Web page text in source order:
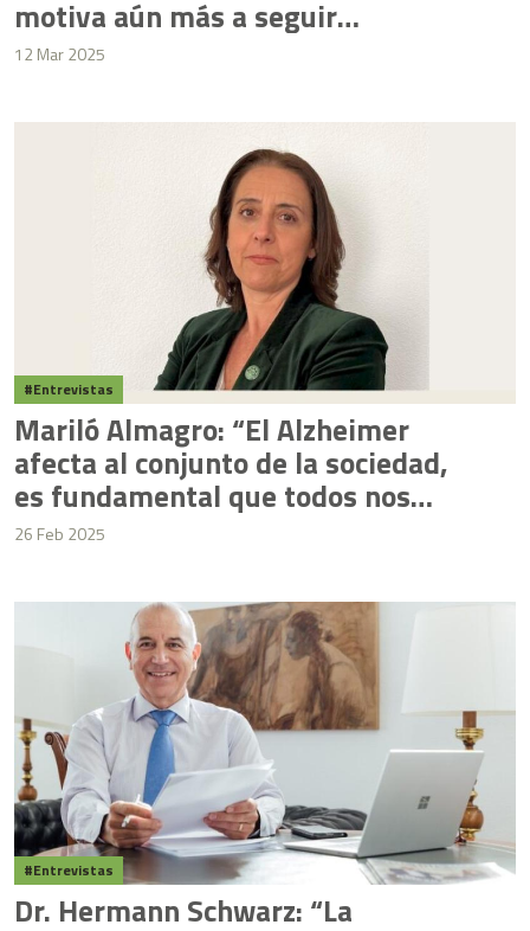
motiva aún más a seguir
formándome y a contribuir al
12 Mar 2025
Entrevistas
Mariló Almagro: “El Alzheimer
afecta al conjunto de la sociedad,
es fundamental que todos nos
unamos en la búsqueda y petición
26 Feb 2025
Entrevistas
Dr. Hermann Schwarz: “La